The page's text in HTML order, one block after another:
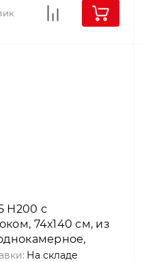
Н200 с
74х140 см, из
Roto
На складе